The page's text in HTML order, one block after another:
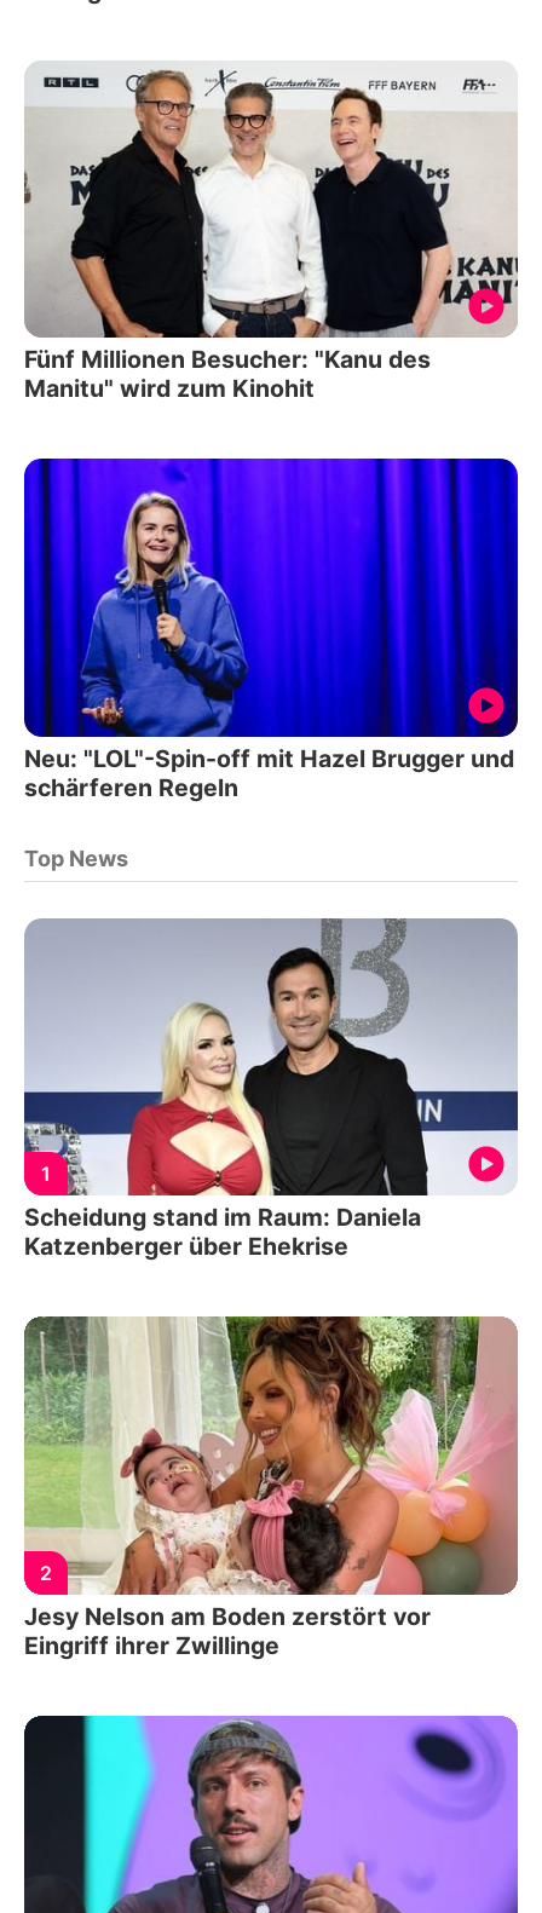
Fünf Millionen Besucher: "Kanu des
Manitu" wird zum Kinohit
Neu: "LOL"-Spin-off mit Hazel Brugger und
schärferen Regeln
Top News
1
Scheidung stand im Raum: Daniela
Katzenberger über Ehekrise
2
Jesy Nelson am Boden zerstört vor
Eingriff ihrer Zwillinge